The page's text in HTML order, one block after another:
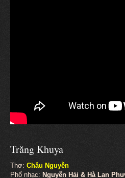
Trăng Khuya
Thơ: Châu Nguyễn
Phổ nhạc: Nguyễn Hải & Hà Lan